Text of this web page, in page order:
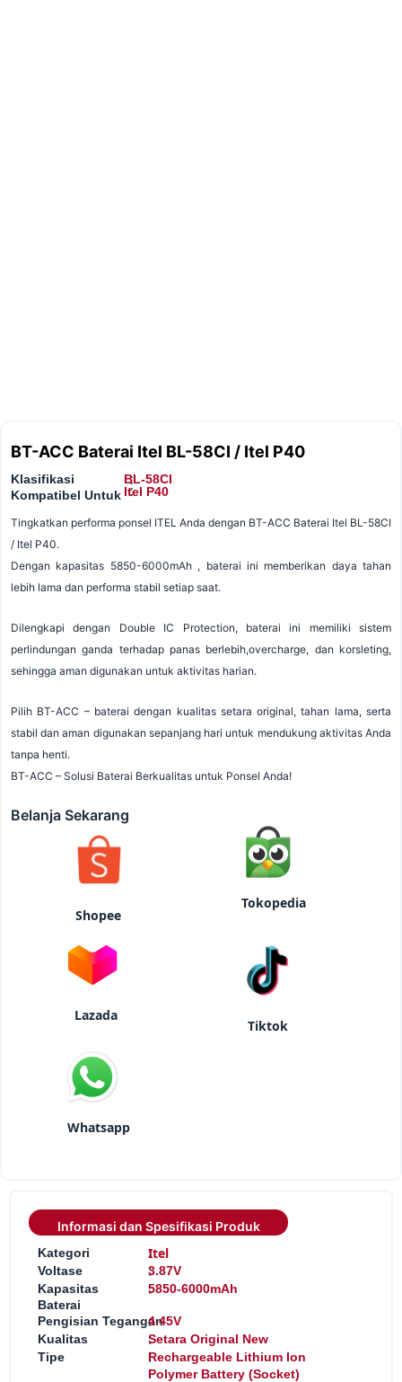
BT-ACC Baterai Itel BL-58CI / Itel P40
Klasifikasi
Kompatibel Untuk
:
:
BL-58CI
Itel P40
Tingkatkan performa ponsel ITEL Anda dengan BT-ACC Baterai Itel BL-58CI
/ Itel P40.
Dengan kapasitas 5850-6000mAh , baterai ini memberikan daya tahan
lebih lama dan performa stabil setiap saat.
Dilengkapi dengan Double IC Protection, baterai ini memiliki sistem
perlindungan ganda terhadap panas berlebih,overcharge, dan korsleting,
sehingga aman digunakan untuk aktivitas harian.
Pilih BT-ACC – baterai dengan kualitas setara original, tahan lama, serta
stabil dan aman digunakan sepanjang hari untuk mendukung aktivitas Anda
tanpa henti.
BT-ACC – Solusi Baterai Berkualitas untuk Ponsel Anda!
Belanja Sekarang
Shopee
Tokopedia
Lazada
Tiktok
Whatsapp
Informasi dan Spesifikasi Produk
Kategori :Itel
Voltase :3.87V
Kapasitas
Baterai
:5850-6000mAh
Pengisian Tegangan
:4.45V
Kualitas
:Setara Original New
Tipe
:Rechargeable Lithium Ion
Polymer Battery (Socket)